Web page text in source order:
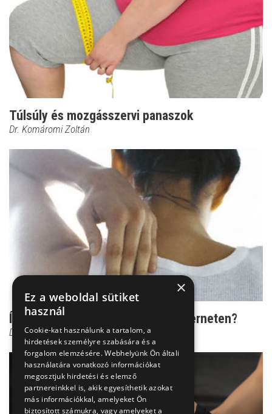
Túlsúly és mozgásszervi panaszok
Dr. Komáromi Zoltán
Ízületi panaszok - megoldás az interneten?
Dr. Szélvári Ágnes
×
Ez a weboldal sütiket
használ
Cookie-kat használunk a tartalom, a
hirdetések személyre szabására és a
forgalom elemzésére. Webhelyünk Ön általi
használatára vonatkozó információkat
megosztjuk hirdetési és elemző
partnereinkkel is, akik egyesíthetik azokat
más információkkal, amelyeket Ön
biztosított számukra, vagy amelyeket a